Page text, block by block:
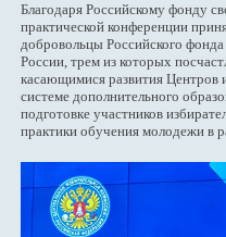
Благодаря Российскому фонду
практической конференции
добровольцы Российского
России, трем из которых
касающимися развития Центров
системе дополнительного
подготовке участников
практики обучения молодежи в